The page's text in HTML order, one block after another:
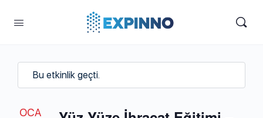
Bu etkinlik geçti.
OCA